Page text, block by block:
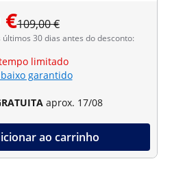
€109,00 €
30 dias antes do desconto:
limitado
garantido
aprox. 17/08
ao carrinho